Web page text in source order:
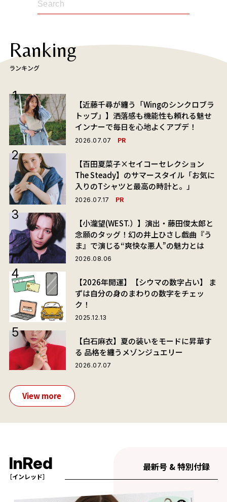
Ranking
ランキング
【近藤千尋が纏う「Wingのシンクロブラ
トップ」】洒落感も機能性も頼れる魅せ
インナーで毎日を心地よくアプデ！
2026.07.07 PR
【百田夏菜子×セイコーセレクション
The Steady】のサマースタイル「お気に
入りのTシャツと最高の時計と。」
2026.07.17 PR
【小瀧望(WEST.）】演出・藤田俊太郎と
念願のタッグ！幻の井上ひさし戯曲『う
ま』で演じる“爽快な悪人”の魅力とは
2026.08.06
【2026年開運】【シウマの数字占い】 ま
ずは自分の身のまわりの数字をチェッ
ク！
2025.12.13
【白石麻衣】夏の装いをモードに昇華す
る 品格を纏うメゾンジュエリー
2026.07.07
View more
InRed
［インレッド］
最新号 & 特別付録